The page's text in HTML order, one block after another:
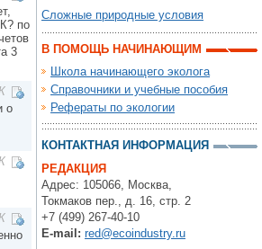
по
3
о
Сложные природные условия
В ПОМОЩЬ НАЧИНАЮЩИМ
Школа начинающего эколога
Справочники и учебные пособия
Рефераты по экологии
КОНТАКТНАЯ ИНФОРМАЦИЯ
РЕДАКЦИЯ
Адрес: 105066, Москва,
Токмаков пер., д. 16, стр. 2
+7 (499) 267-40-10
E-mail: red@ecoindustry.ru